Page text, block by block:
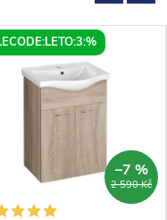
2 590 Kč
–7 %